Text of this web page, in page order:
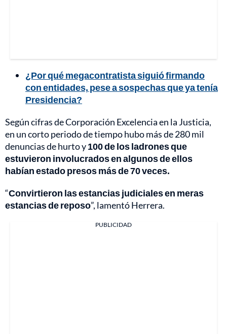
¿Por qué megacontratista siguió firmando
con entidades, pese a sospechas que ya tenía
Presidencia?
Según cifras de Corporación Excelencia en la Justicia,
en un corto periodo de tiempo hubo más de 280 mil
denuncias de hurto y100 de los ladrones que
estuvieron involucrados en algunos de ellos
habían estado presos más de 70 veces.
“Convirtieron las estancias judiciales en meras
estancias de reposo”, lamentó Herrera.
PUBLICIDAD